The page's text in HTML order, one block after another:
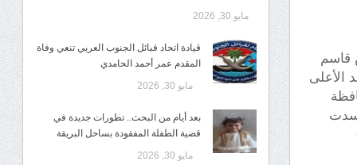
قاسم
الأعلى
لتحرير محافظة
مايو 30, 2026
قيادة اتحاد قبائل الجنوب العربي تنعي وفاة
المقدم عمر أحمد الحامدي
مايو 30, 2026
بعد أيام من البحث.. تطورات جديدة في
قضية الطفلة المفقودة بساحل البريقة
مايو 30, 2026